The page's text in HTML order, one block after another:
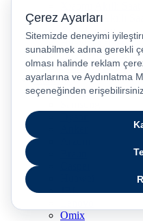
Samsung Akıllı Saat
Asus Laptop
Huawei Tablet
Huawei Telefon
Stanley Termos
Markalar
Apple
JBL
Omix